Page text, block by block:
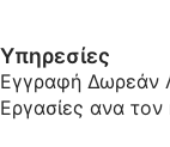
Υπηρεσίες
Εγγραφή Δωρεάν
Εργασίες ανα